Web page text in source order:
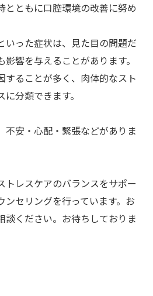
とともに口腔環境の改善に努め
いった症状は、見た目の問題だ
響を与えることがあります。
することが多く、肉体的なスト
分類できます。
不安・心配・緊張などがありま
トレスケアのバランスをサポー
ンセリングを行っています。お
談ください。お待ちしておりま